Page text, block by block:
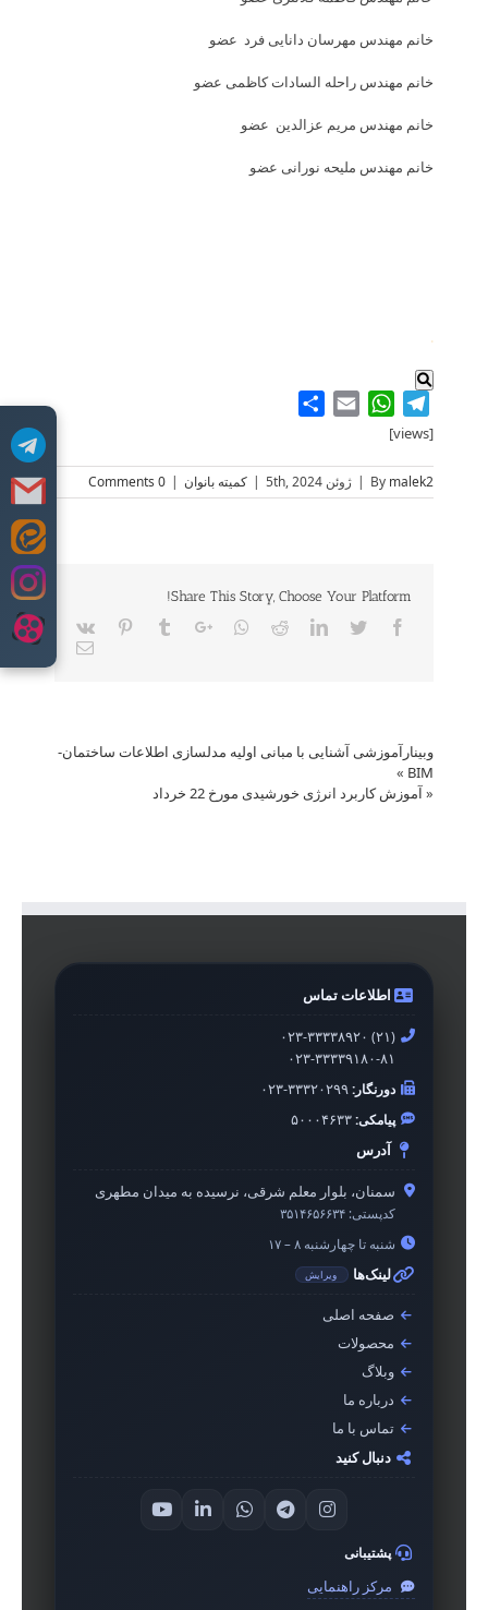
content
خانم مهندس مهرسان دانایی فرد عضو
خانم مهندس راحله السادات کاظمی عضو
خانم مهندس مریم عزالدین عضو
خانم مهندس ملیحه نورانی عضو
.
Telegram
WhatsApp
Email
[views]
By malek2
| ژوئن 5th, 2024 | کمیته بانوان |
0 Comments
Share This Story, Choose Your Platform!
Facebook
Twitter
LinkedIn
Reddit
Whatsapp
Google+
Tumblr
Pinterest
Vk
Email
وبینارآموزشی آشنایی با مبانی اولیه مدلسازی اطلاعات ساختمان-
BIM
»
«آموزش کاربرد انرژی خورشیدی مورخ 22 خرداد
اطلاعات تماس
۰۲۳-۳۳۳۳۸۹۲۰ (۲۱)
۰۲۳-۳۳۳۳۹۱۸۰-۸۱
دورنگار:۰۲۳-۳۳۳۲۰۲۹۹
پیامکی:۵۰۰۰۴۶۳۳
آدرس
سمنان، بلوار معلم شرقی، نرسیده به میدان مطهری
کدپستی: ۳۵۱۴۶۵۶۶۳۴
شنبه تا چهارشنبه ۸ – ۱۷
لینک‌ها ویرایش
صفحه اصلی
محصولات
وبلاگ
درباره ما
تماس با ما
دنبال کنید
پشتیبانی
مرکز راهنمایی